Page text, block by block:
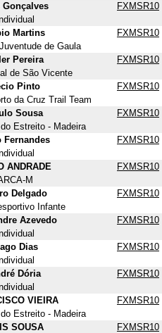
Gonçalves
FXMSR10
Martins
FXMSR10
de Gaula
Pereira
FXMSR10
de São Vicente
Pinto
FXMSR10
da Cruz Trail Team
Sousa
FXMSR10
Estreito - Madeira
Fernandes
FXMSR10
ANDRADE
FXMSR10
M
Delgado
FXMSR10
Infante
Azevedo
FXMSR10
Dias
FXMSR10
Dória
FXMSR10
VIEIRA
FXMSR10
Estreito - Madeira
SOUSA
FXMSR10